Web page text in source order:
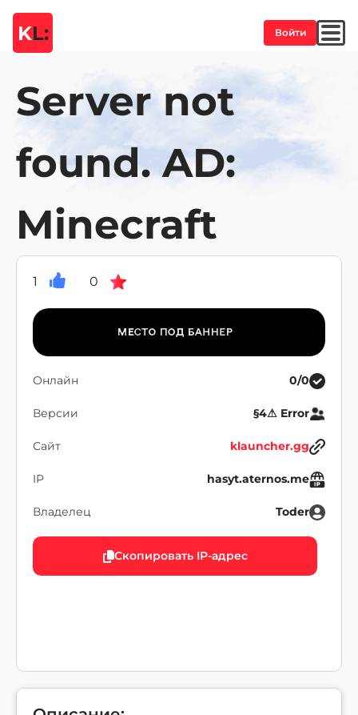
KL: Войти
Server not
found. AD:
Minecraft
1 0
Онлайн 0/0
Версии §4⚠ Error
Сайт klauncher.gg
IP hasyt.aternos.me
Владелец Toder
Скопировать IP-адрес